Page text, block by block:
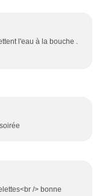
l'eau à la bouche .
/> bonne